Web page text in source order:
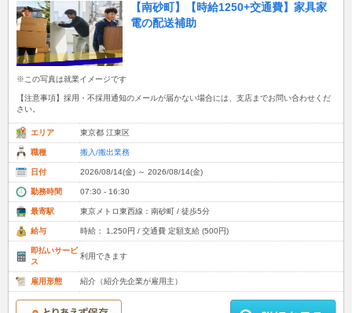
【南砂町】【時給1250+交通費】家具家
電の配送補助
※この写真は就業イメージです
【注意事項】採用・不採用通知のメールが届かない場合には、支店までお問い合わせくだ
さい。
エリア 東京都 江東区
職種 搬入/搬出業務
日付 2026/08/14(金) ～ 2026/08/14(金)
勤務時間 07:30 - 16:30
最寄駅 東京メトロ東西線：南砂町 / 徒歩5分
給与 時給： 1,250円 / 交通費 定額支給 (500円)
即払いサービ
ス
利用できます
雇用形態 紹介（紹介先企業が雇用主）